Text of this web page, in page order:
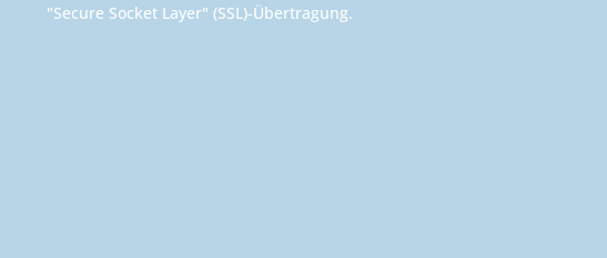
"Secure Socket Layer" (SSL)-Übertragung.